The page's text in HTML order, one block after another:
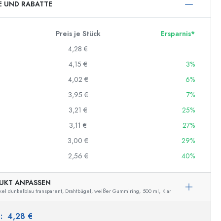
UND RABATTE
Preis je Stück
Ersparnis*
4,28 €
4,15 €
3%
4,02 €
6%
3,95 €
7%
3,21 €
25%
3,11 €
27%
3,00 €
29%
2,56 € 40%
ANPASSEN
dunkelblau transparent, Drahtbügel, weißer Gummiring, 500 ml, Klar
4,28 €